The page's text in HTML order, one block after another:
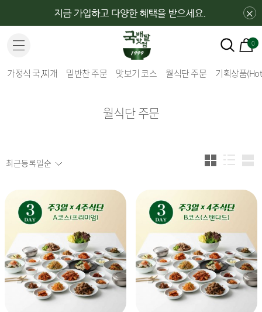
×
0
가정식 국,찌개 밑반찬 주문 맛보기 코스 월식단 주문 기획상품
월식단 주문
최근등록일순